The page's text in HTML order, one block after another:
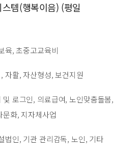
템(행복이음) (평일
육, 초중고교육비
자활, 자산형성, 보건지원
및 로그인, 의료급여, 노인맞춤돌봄,
문화, 지자체사업
법인, 기관 관리감독, 노인, 기타